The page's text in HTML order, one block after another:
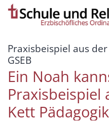
Zum Inhalt springen
Praxisbeispiel aus
GSEB:
Ein Noah
Praxisbeispiel
Kett